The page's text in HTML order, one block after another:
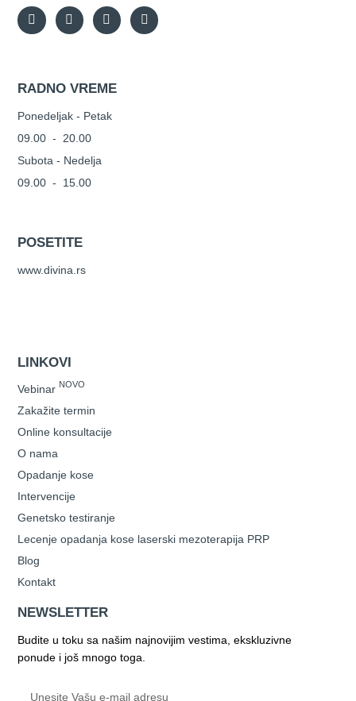
RADNO VREME
Ponedeljak - Petak
09.00 - 20.00
Subota - Nedelja
09.00 - 15.00
POSETITE
www.divina.rs
LINKOVI
Vebinar NOVO
Zakažite termin
Online konsultacije
O nama
Opadanje kose
Intervencije
Genetsko testiranje
Lecenje opadanja kose laserski mezoterapija PRP
Blog
Kontakt
NEWSLETTER
Budite u toku sa našim najnovijim vestima, ekskluzivne
ponude i još mnogo toga.